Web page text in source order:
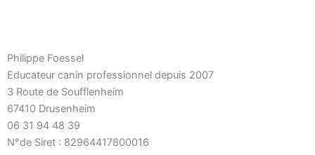
Philippe Foessel
Educateur canin professionnel depuis 2007
3 Route de Soufflenheim
67410 Drusenheim
06 31 94 48 39
N°de Siret : 82964417800016